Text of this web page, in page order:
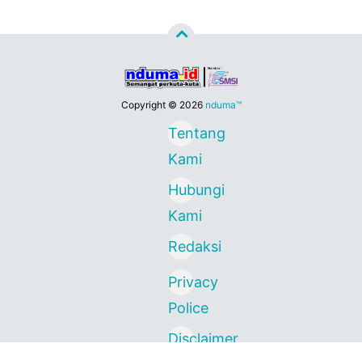
Copyright © 2026 nduma™
Tentang
Kami
Hubungi
Kami
Redaksi
Privacy
Police
Disclaimer